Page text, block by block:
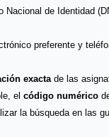
Nacional de Identidad
preferente y
exactade las
el código numérico
la búsqueda en las